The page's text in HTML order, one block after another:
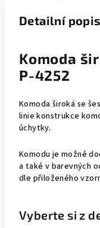
Detailní
Komoda
P-4252
Komoda široká se
linie konstrukce
úchytky.
Komodu je možné
a také v barevných
dle přiloženého
Vyberte si z